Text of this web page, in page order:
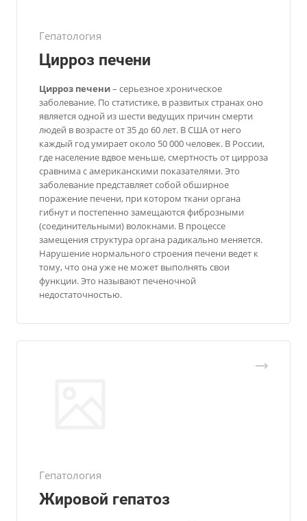
Гепатология
Цирроз печени
Цирроз печени– серьезное хроническое
заболевание. По статистике, в развитых странах оно
является одной из шести ведущих причин смерти
людей в возрасте от 35 до 60 лет. В США от него
каждый год умирает около 50 000 человек. В России,
где население вдвое меньше, смертность от цирроза
сравнима с американскими показателями. Это
заболевание представляет собой обширное
поражение печени, при котором ткани органа
гибнут и постепенно замещаются фиброзными
(соединительными) волокнами. В процессе
замещения структура органа радикально меняется.
Нарушение нормального строения печени ведет к
тому, что она уже не может выполнять свои
функции. Это называют печеночной
недостаточностью.
Гепатология
Жировой гепатоз